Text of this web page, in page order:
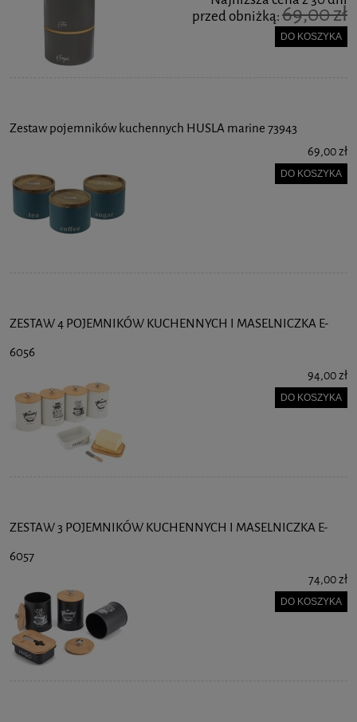
przed obniżką:69,00 zł
DO KOSZYKA
Zestaw pojemników kuchennych HUSLA marine 73943
69,00 zł
DO KOSZYKA
ZESTAW 4 POJEMNIKÓW KUCHENNYCH I MASELNICZKA E-
6056
94,00 zł
DO KOSZYKA
ZESTAW 3 POJEMNIKÓW KUCHENNYCH I MASELNICZKA E-
6057
74,00 zł
DO KOSZYKA